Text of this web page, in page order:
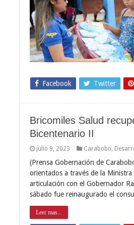
Facebook Twitter
Bricomiles Salud
Bicentenario II
julio 9, 2023 Carabobo
(Prensa Gobernación de
orientados a través de la
articulación con el Gobernador
sábado fue reinaugurado el
Leer mas...